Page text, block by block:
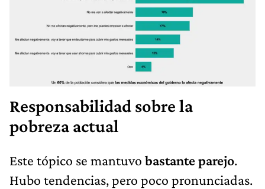
Responsabilidad sobre la
pobreza actual
Este tópico se mantuvo bastante parejo.
Hubo tendencias, pero poco pronunciadas.